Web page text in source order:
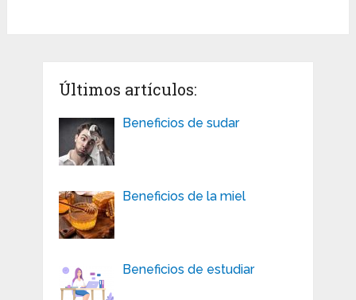
Últimos artículos:
Beneficios de sudar
Beneficios de la miel
Beneficios de estudiar